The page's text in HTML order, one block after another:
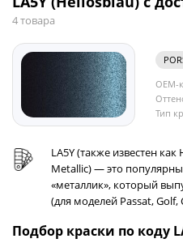
4 товара
OEM-
Тип
LA5Y (также известен
Metallic) — это
«металлик», который
(для моделей Passat, Golf,
Подбор краски по коду